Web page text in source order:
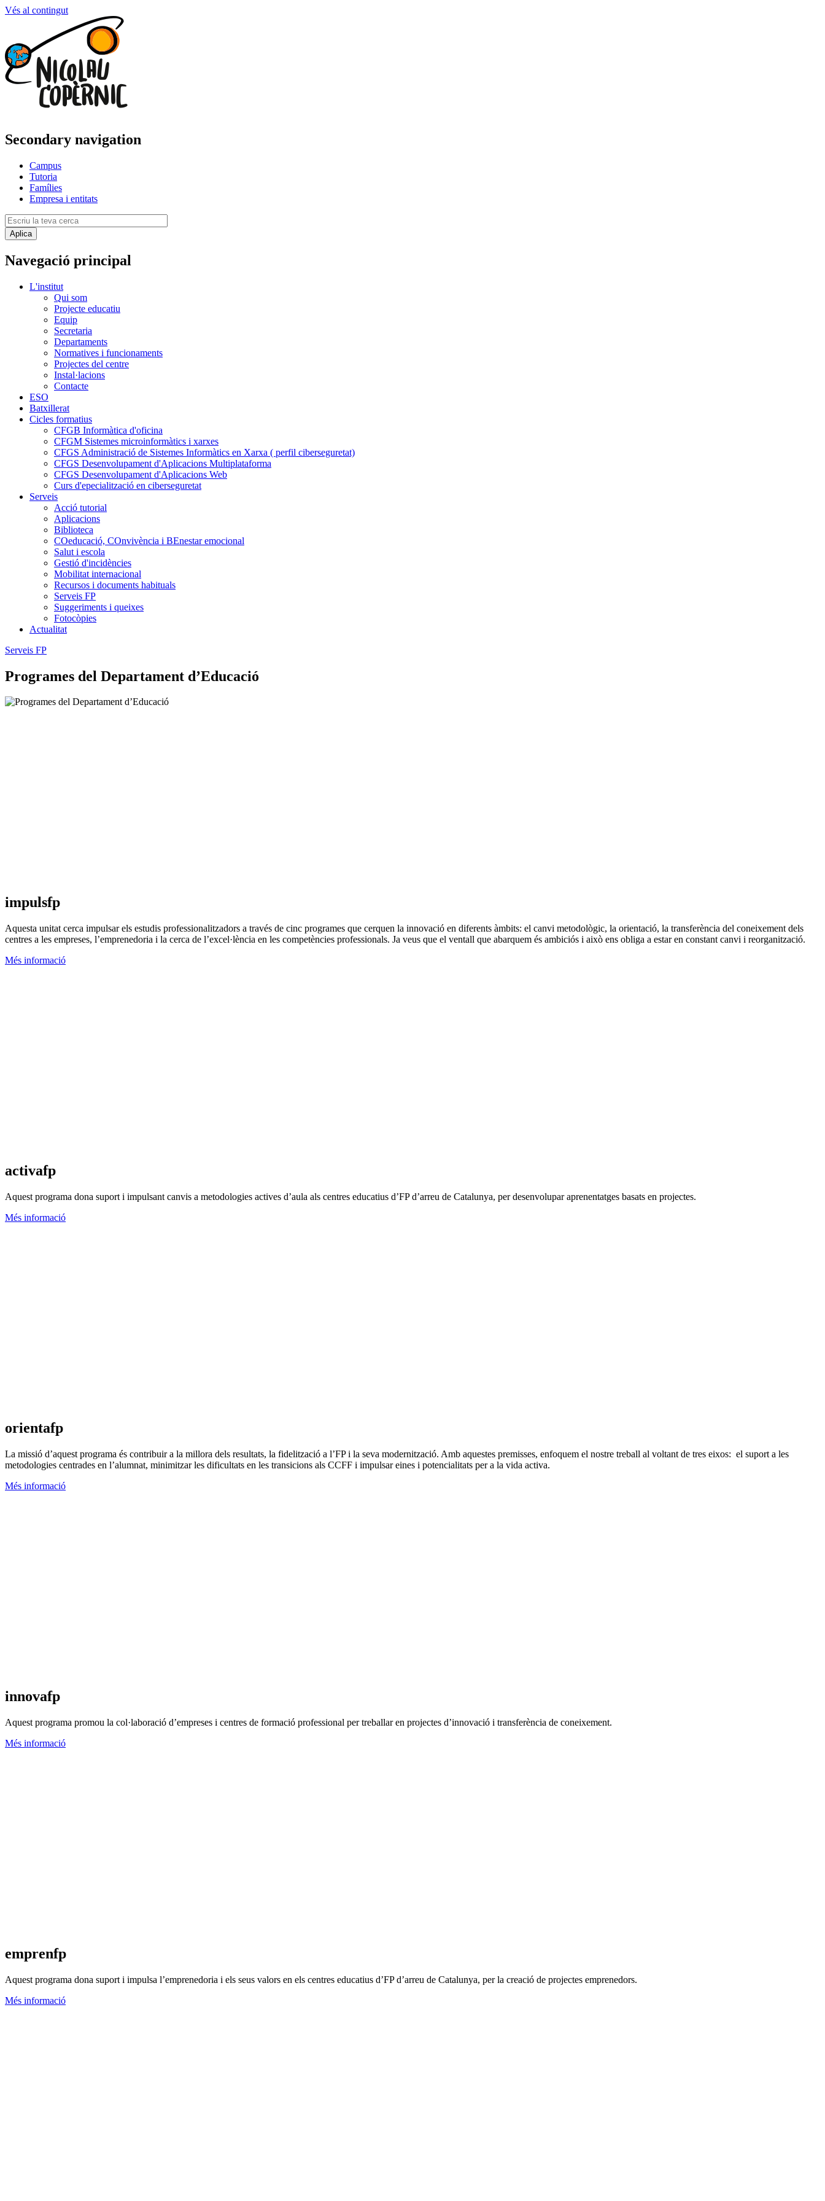
Vés al contingut
Secondary navigation
Campus
Tutoria
Famílies
Empresa i entitats
Navegació principal
L'institut
Qui som
Projecte educatiu
Equip
Secretaria
Departaments
Normatives i funcionaments
Projectes del centre
Instal·lacions
Contacte
ESO
Batxillerat
Cicles formatius
CFGB Informàtica d'oficina
CFGM Sistemes microinformàtics i xarxes
CFGS Administració de Sistemes Informàtics en Xarxa ( perfil ciberseguretat)
CFGS Desenvolupament d'Aplicacions Multiplataforma
CFGS Desenvolupament d'Aplicacions Web
Curs d'epecialització en ciberseguretat
Serveis
Acció tutorial
Aplicacions
Biblioteca
COeducació, COnvivència i BEnestar emocional
Salut i escola
Gestió d'incidències
Mobilitat internacional
Recursos i documents habituals
Serveis FP
Suggeriments i queixes
Fotocòpies
Actualitat
Serveis FP
Programes del Departament d’Educació
impulsfp
Aquesta unitat cerca impulsar els estudis professionalitzadors a través de cinc programes que cerquen la innovació en diferents àmbits: el canvi metodològic, la orientació, la transferència del coneixement dels
centres a les empreses, l’emprenedoria i la cerca de l’excel·lència en les competències professionals. Ja veus que el ventall que abarquem és ambiciós i això ens obliga a estar en constant canvi i reorganització.
Més informació
activafp
Aquest programa dona suport i impulsant canvis a metodologies actives d’aula als centres educatius d’FP d’arreu de Catalunya, per desenvolupar aprenentatges basats en projectes.
Més informació
orientafp
La missió d’aquest programa és contribuir a la millora dels resultats, la fidelització a l’FP i la seva modernització. Amb aquestes premisses, enfoquem el nostre treball al voltant de tres eixos: el suport a les
metodologies centrades en l’alumnat, minimitzar les dificultats en les transicions als CCFF i impulsar eines i potencialitats per a la vida activa.
Més informació
innovafp
Aquest programa promou la col·laboració d’empreses i centres de formació professional per treballar en projectes d’innovació i transferència de coneixement.
Més informació
emprenfp
Aquest programa dona suport i impulsa l’emprenedoria i els seus valors en els centres educatius d’FP d’arreu de Catalunya, per la creació de projectes emprenedors.
Més informació